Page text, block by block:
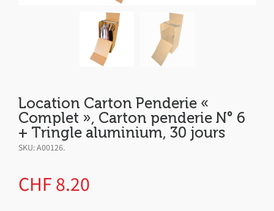
Location Carton Penderie «
Complet », Carton penderie N° 6
+ Tringle aluminium, 30 jours
SKU:A00126.
CHF8.20